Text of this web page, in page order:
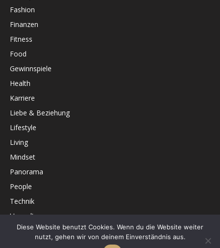
Fashion
Finanzen
Fitness
Food
Gewinnspiele
Health
Karriere
Liebe & Beziehung
Lifestyle
Living
Mindset
Panorama
People
Technik
Umwelt
Unterhaltung
Diese Website benutzt Cookies. Wenn du die Website weiter
nutzt, gehen wir von deinem Einverständnis aus.